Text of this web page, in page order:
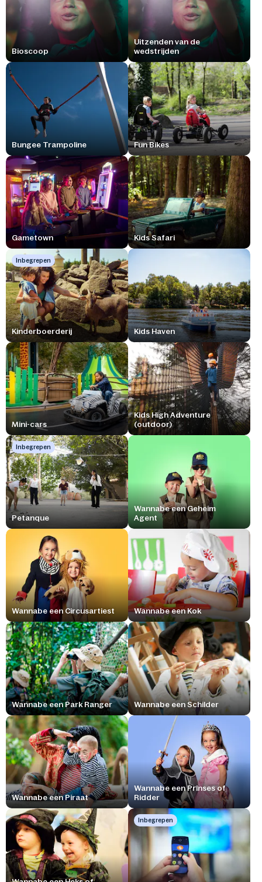
Bioscoop
Uitzenden van de
wedstrijden
Bungee Trampoline Fun Bikes
Gametown Kids Safari
Inbegrepen
Kinderboerderij Kids Haven
Mini-cars
Kids High Adventure
(outdoor)
Inbegrepen
Petanque
Wannabe een Geheim
Agent
Wannabe een Circusartiest Wannabe een Kok
Wannabe een Park Ranger Wannabe een Schilder
Wannabe een Piraat
Wannabe een Prinses of
Ridder
Inbegrepen